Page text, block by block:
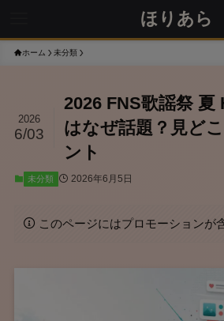
ほりあら
ホーム 未分類
2026 FNS歌謡祭 夏
はなぜ話題？見ど
ント
2026
6/03
未分類 2026年6月5日
このページにはプロモーションが